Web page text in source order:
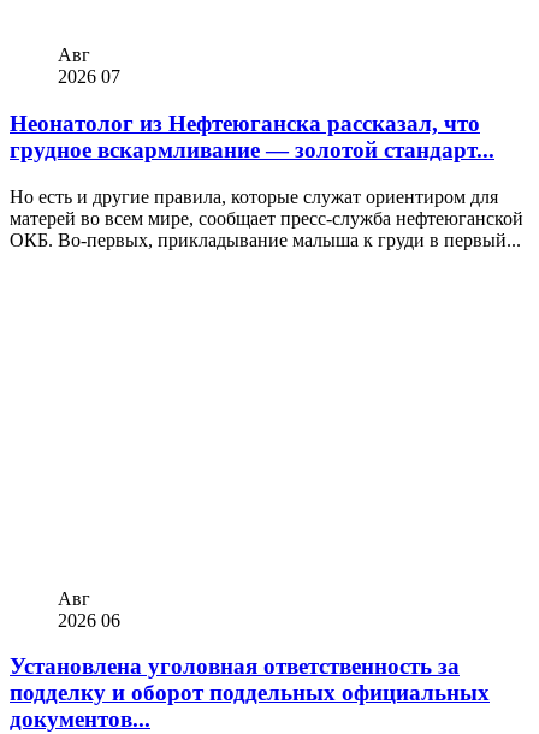
Авг
2026 07
Неонатолог из Нефтеюганска рассказал, что
грудное вскармливание — золотой стандарт...
Но есть и другие правила, которые служат ориентиром для
матерей во всем мире, сообщает пресс-служба нефтеюганской
ОКБ. Во-первых, прикладывание малыша к груди в первый...
Авг
2026 06
Установлена уголовная ответственность за
подделку и оборот поддельных официальных
документов...